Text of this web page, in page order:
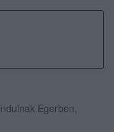
Egerben,